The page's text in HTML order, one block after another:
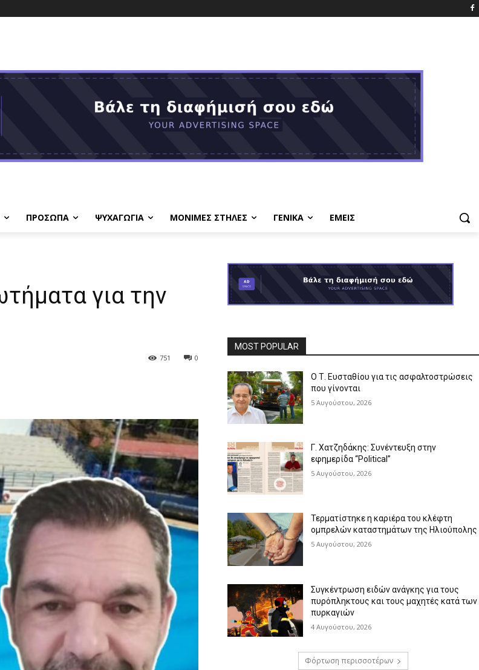
ΠΡΟΣΩΠΑ ΨΥΧΑΓΩΓΙΑ ΜΟΝΙΜΕΣ ΣΤΗΛΕΣ ΓΕΝΙΚΑ ΕΜΕΙΣ
για την
0
751
MOST POPULAR
Ο Τ. Ευσταθίου για τις ασφαλτοστρώσεις
που γίνονται
5 Αυγούστου, 2026
Γ. Χατζηδάκης: Συνέντευξη στην
εφημερίδα “Political”
5 Αυγούστου, 2026
Τερματίστηκε η καριέρα του κλέφτη
ομπρελών καταστημάτων της Ηλιούπολης
5 Αυγούστου, 2026
Συγκέντρωση ειδών ανάγκης για τους
πυρόπληκτους και τους μαχητές κατά των
πυρκαγιών
4 Αυγούστου, 2026
Φόρτωση περισσοτέρων